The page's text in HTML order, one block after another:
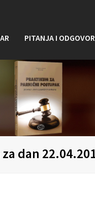
PITANJA I
dan